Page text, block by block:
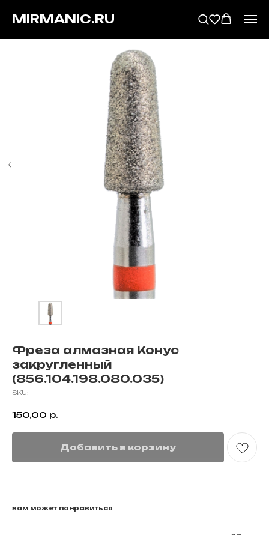
MIRMANIC.RU
Фреза алмазная Конус
закругленный
(856.104.198.080.035)
SKU:
150,00 р.
Добавить в корзину
вам может понравиться